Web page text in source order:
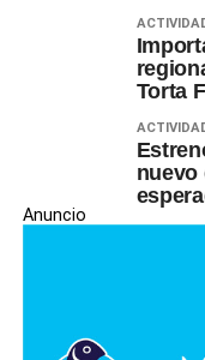
Torta
nuevo
Anuncio